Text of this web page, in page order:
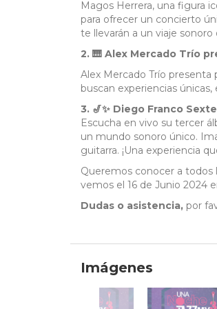
Magos Herrera, una figura
para ofrecer un concierto
te llevarán a un viaje
2. 🎹 Alex Mercado Trío
Alex Mercado Trío presenta
buscan experiencias
3. 🎷✨ Diego Franco
Escucha en vivo su tercer
un mundo sonoro único.
guitarra. ¡Una experiencia
Queremos conocer a todos
vemos el 16 de Junio 2024
Dudas o asistencia, por
Imágenes